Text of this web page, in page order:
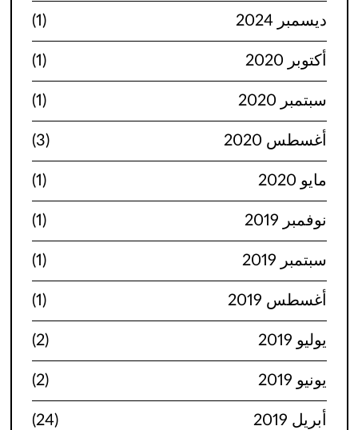
ديسمبر 2024 (1)
أكتوبر 2020 (1)
سبتمبر 2020 (1)
أغسطس 2020 (3)
مايو 2020 (1)
نوفمبر 2019 (1)
سبتمبر 2019 (1)
أغسطس 2019 (1)
يوليو 2019 (2)
يونيو 2019 (2)
أبريل 2019 (24)